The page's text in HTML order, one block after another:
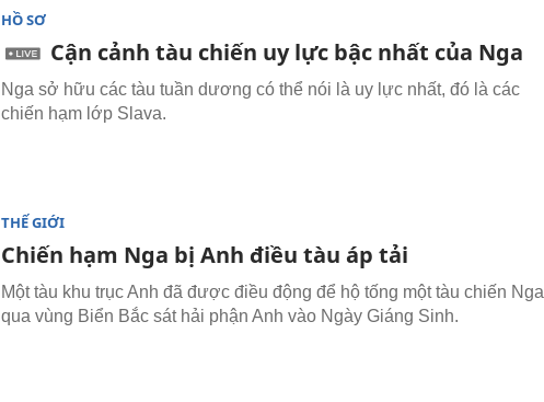
HỒ SƠ
Cận cảnh tàu chiến uy lực bậc nhất của Nga
Nga sở hữu các tàu tuần dương có thể nói là uy lực nhất, đó là các
chiến hạm lớp Slava.
THẾ GIỚI
Chiến hạm Nga bị Anh điều tàu áp tải
Một tàu khu trục Anh đã được điều động để hộ tống một tàu chiến Nga
qua vùng Biển Bắc sát hải phận Anh vào Ngày Giáng Sinh.